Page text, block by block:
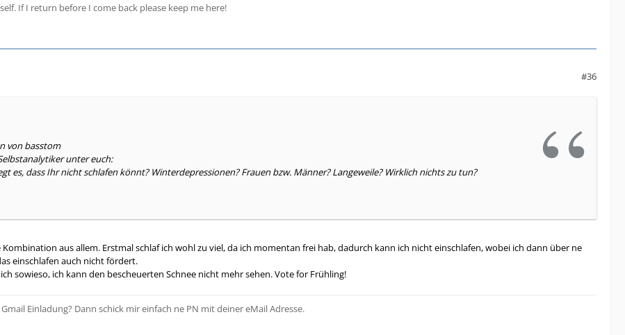
If I return before I come back please keep me here!
#36
von basstom
unter euch:
es, dass Ihr nicht schlafen könnt? Winterdepressionen? Frauen bzw. Männer? Langeweile? Wirklich nichts zu tun?
aus allem. Erstmal schlaf ich wohl zu viel, da ich momentan frei hab, dadurch kann ich nicht einschlafen, wobei ich dann über ne
einschlafen auch nicht fördert.
sowieso, ich kann den bescheuerten Schnee nicht mehr sehen. Vote for Frühling!
Einladung? Dann schick mir einfach ne PN mit deiner eMail Adresse.